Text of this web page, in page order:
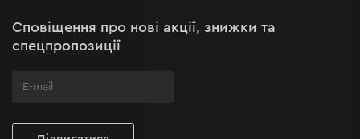
Поширені запитання
Сповіщення про нові акції, знижки та
спецпропозиції